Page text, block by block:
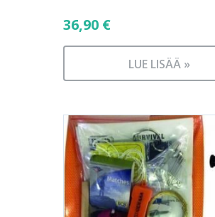
36,90 €
LUE LISÄÄ »